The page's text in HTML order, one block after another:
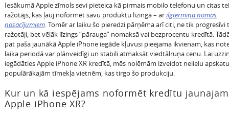
Iesākumā Apple zīmols sevi pieteica kā pirmais mobilo telefonu un citas
ražotājs, kas ļauj noformēt savu produktu līzingā – arilgtermiņa nomas
nosacījumiem. Tomēr ar laiku šo pieredzi pārņēma arī citi, ne tik progresīvi
ražotāji, bet vēlāk līzings “pārauga” nomaksā vai bezprocentu kredītā.
pat paša jaunākā Apple iPhone iegāde kļuvusi pieejama ikvienam, kas
laika periodā var plānveidīgi un stabili atmaksāt viedtālruņa cenu. Lai
iegādāties Apple iPhone XR kredītā, mēs nolēmām izveidot nelielu
populārākajām tīmekļa vietnēm, kas tirgo šo produkciju.
Kur un kā iespējams noformēt kredītu jaunajam
Apple iPhone XR?